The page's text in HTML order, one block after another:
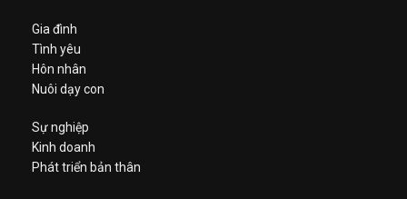
Gia đình
Tình yêu
Hôn nhân
Nuôi dạy con
Sự nghiệp
Kinh doanh
Phát triển bản thân